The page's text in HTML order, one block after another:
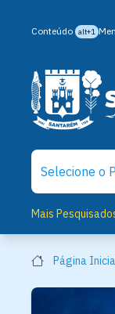
Conteúdo alt+1
Mais
Página